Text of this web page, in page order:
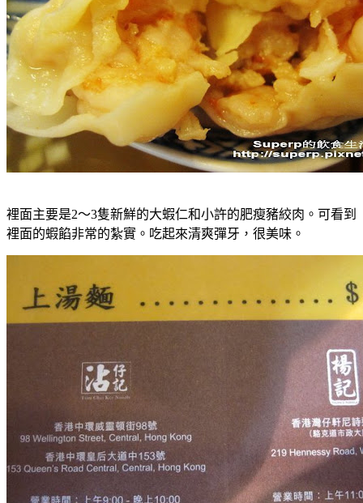
裡面主要是2～3隻新鮮的大蝦仁和小許的肥瘦豬絞肉。可看到
裡面的蝦餡非常的紮實。吃起來清爽彈牙，很美味。